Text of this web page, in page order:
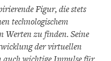
Figur, die stets
technologischem
Werten zu finden. Seine
der virtuellen